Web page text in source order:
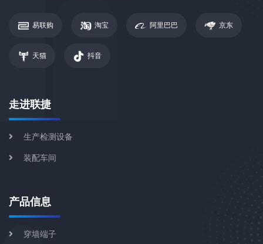
易联购 淘宝 阿里巴巴 京东
天猫 抖音
走进联捷
生产检测设备
装配车间
产品信息
穿墙端子